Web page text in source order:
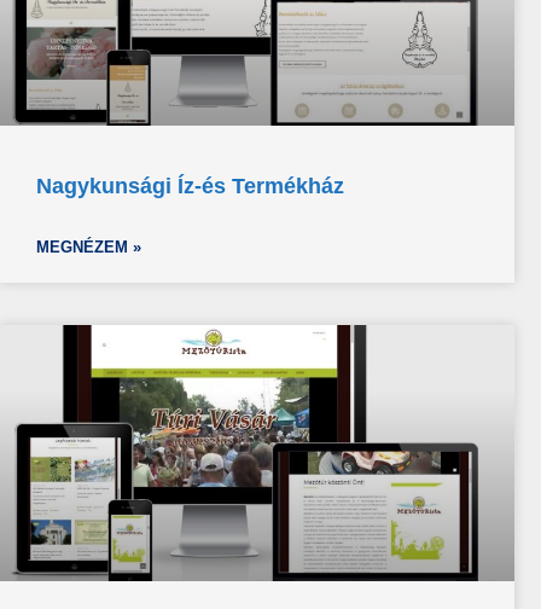
Nagykunsági Íz-és Termékház
MEGNÉZEM »